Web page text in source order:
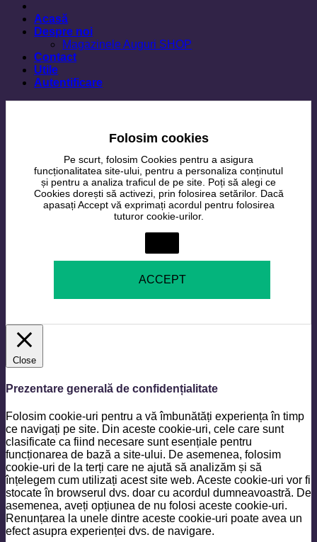
Acasă
Despre noi
Magazinele Auguri SHOP
Contact
Utile
Autentificare
Folosim cookies
Pe scurt, folosim Cookies pentru a asigura
funcționalitatea site-ului, pentru a personaliza conținutul
și pentru a analiza traficul de pe site. Poți să alegi ce
Cookies dorești să activezi, prin folosirea setărilor. Dacă
apasați Accept vă exprimați acordul pentru folosirea
tuturor cookie-urilor.
ACCEPT
Close
Prezentare generală de confidențialitate
Folosim cookie-uri pentru a vă îmbunătăți experiența în timp
ce navigați pe site. Din aceste cookie-uri, cele care sunt
clasificate ca fiind necesare sunt esențiale pentru
funcționarea de bază a site-ului. De asemenea, folosim
cookie-uri de la terți care ne ajută să analizăm și să
înțelegem cum utilizați acest site web. Aceste cookie-uri vor fi
stocate în browserul dvs. doar cu acordul dumneavoastră. De
asemenea, aveți opțiunea de nu folosi aceste cookie-uri.
Renunțarea la unele dintre aceste cookie-uri poate avea un
efect asupra experienței dvs. de navigare.